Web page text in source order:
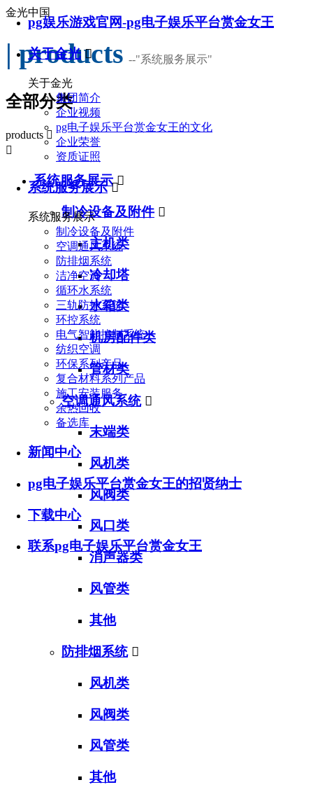
pg娱乐游戏官网-pg电子娱乐平台赏金女王
关于金光 
关于金光
集团简介
企业视频
pg电子娱乐平台赏金女王的文化
企业荣誉
资质证照
系统服务展示 
系统服务展示
制冷设备及附件
空调通风系统
防排烟系统
洁净空调
循环水系统
三轨防护系统
环控系统
电气智能控制系统
纺织空调
环保系列产品
复合材料系列产品
施工安装服务
余热回收
备选库
新闻中心
pg电子娱乐平台赏金女王的招贤纳士
下载中心
联系pg电子娱乐平台赏金女王
金光中国
| products --"系统服务展示"
全部分类
products 

系统服务展示 
制冷设备及附件 
主机类
冷却塔
水箱类
机房配件类
管材类
空调通风系统 
末端类
风机类
风阀类
风口类
消声器类
风管类
其他
防排烟系统 
风机类
风阀类
风管类
其他